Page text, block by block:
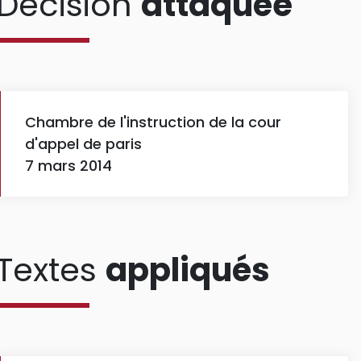
Chambre de l'instruction de la cour
d'appel de paris
7 mars 2014
appliqués